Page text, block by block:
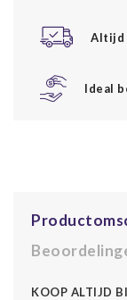
Altijd
Ideal
KOOP ALTIJD